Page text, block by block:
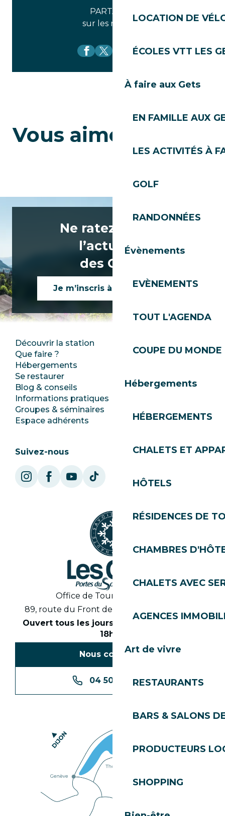
LOCATION DE
ÉCOLES VTT LES
À faire aux Gets
EN FAMILLE AUX
LES ACTIVITÉS À
GOLF
RANDONNÉES
Évènements
EVÈNEMENTS
TOUT L'AGENDA
COUPE DU
Hébergements
HÉBERGEMENTS
CHALETS ET
HÔTELS
RÉSIDENCES DE
CHAMBRES
CHALETS AVEC
AGENCES
Art de vivre
RESTAURANTS
BARS & SALONS
PRODUCTEURS
SHOPPING
PARTAGEZ
sur les réseaux
Vous aimerez aussi
Sélection de pistes incontournables
Ne ratez rien de
l’actualité
des Gets !
Je m’inscris à la newsletter
Découvrir la station
Que faire ?
Hébergements
Se restaurer
Blog & conseils
Informations pratiques
Groupes & séminaires
Espace adhérents
Club Les Gets
Ecotourisme
SoleGets
Les Gets Tourisme
Suivez-nous
Office de Tourisme des Gets
89, route du Front de Neige 74260 Les Gets
Ouvert tous les jours en saison de 8h30 à
18h30
Nous contacter
04 50 74 74 74